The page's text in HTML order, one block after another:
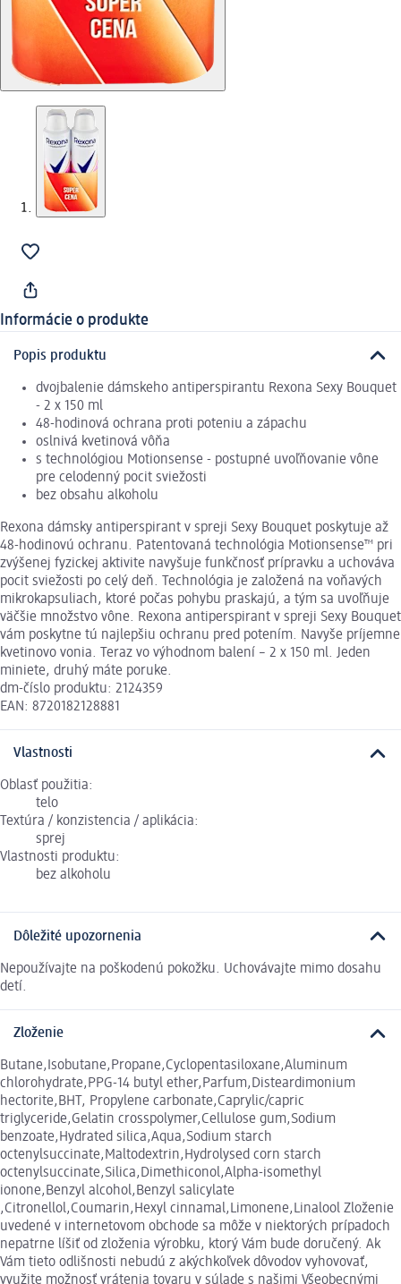
Informácie o produkte
Popis produktu
dvojbalenie dámskeho antiperspirantu Rexona Sexy Bouquet
- 2 x 150 ml
48-hodinová ochrana proti poteniu a zápachu
oslnivá kvetinová vôňa
s technológiou Motionsense - postupné uvoľňovanie vône
pre celodenný pocit sviežosti
bez obsahu alkoholu
Rexona dámsky antiperspirant v spreji Sexy Bouquet poskytuje až
48-hodinovú ochranu. Patentovaná technológia Motionsense™ pri
zvýšenej fyzickej aktivite navyšuje funkčnosť prípravku a uchováva
pocit sviežosti po celý deň. Technológia je založená na voňavých
mikrokapsuliach, ktoré počas pohybu praskajú, a tým sa uvoľňuje
väčšie množstvo vône. Rexona antiperspirant v spreji Sexy Bouquet
vám poskytne tú najlepšiu ochranu pred potením. Navyše príjemne
kvetinovo vonia. Teraz vo výhodnom balení – 2 x 150 ml. Jeden
miniete, druhý máte poruke.
dm-číslo produktu: 2124359
EAN: 8720182128881
Vlastnosti
Oblasť použitia:
telo
Textúra / konzistencia / aplikácia:
sprej
Vlastnosti produktu:
bez alkoholu
Dôležité upozornenia
Nepoužívajte na poškodenú pokožku. Uchovávajte mimo dosahu
detí.
Zloženie
Butane,Isobutane,Propane,Cyclopentasiloxane,Aluminum
chlorohydrate,PPG-14 butyl ether,Parfum,Disteardimonium
hectorite,BHT, Propylene carbonate,Caprylic/capric
triglyceride,Gelatin crosspolymer,Cellulose gum,Sodium
benzoate,Hydrated silica,Aqua,Sodium starch
octenylsuccinate,Maltodextrin,Hydrolysed corn starch
octenylsuccinate,Silica,Dimethiconol,Alpha-isomethyl
ionone,Benzyl alcohol,Benzyl salicylate
,Citronellol,Coumarin,Hexyl cinnamal,Limonene,Linalool Zloženie
uvedené v internetovom obchode sa môže v niektorých prípadoch
nepatrne líšiť od zloženia výrobku, ktorý Vám bude doručený. Ak
Vám tieto odlišnosti nebudú z akýchkoľvek dôvodov vyhovovať,
využite možnosť vrátenia tovaru v súlade s našimi Všeobecnými